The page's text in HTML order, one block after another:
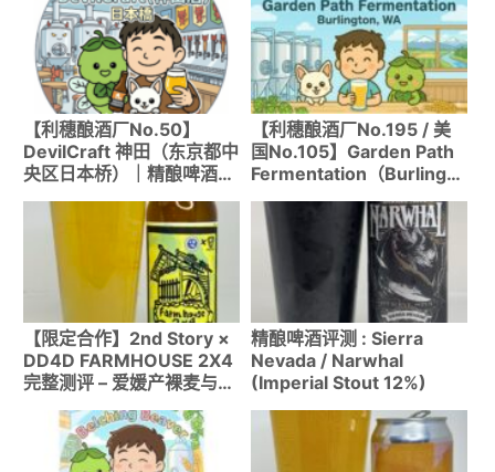
【利穗酿酒厂No.50】
DevilCraft 神田（东京都中
央区日本桥）｜精酿啤酒访
问记
【利穗酿酒厂No.195 / 美
国No.105】Garden Path
Fermentation（Burlingto
n, WA）｜PNW自然发酵
圣地品尝Funky Wild Ale！
【限定合作】2nd Story ×
DD4D FARMHOUSE 2X4
完整测评 – 爱媛产裸麦与布
雷特酵母交织的陈酿型农舍
精酿啤酒评测 : Sierra
Nevada / Narwhal
(Imperial Stout 12%)